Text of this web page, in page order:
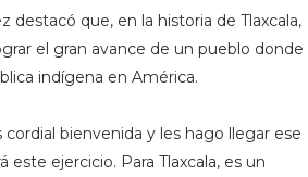
destacó que, en la historia de Tlaxcala,
el gran avance de un pueblo donde
indígena en América.
bienvenida y les hago llegar ese
ejercicio. Para Tlaxcala, es un